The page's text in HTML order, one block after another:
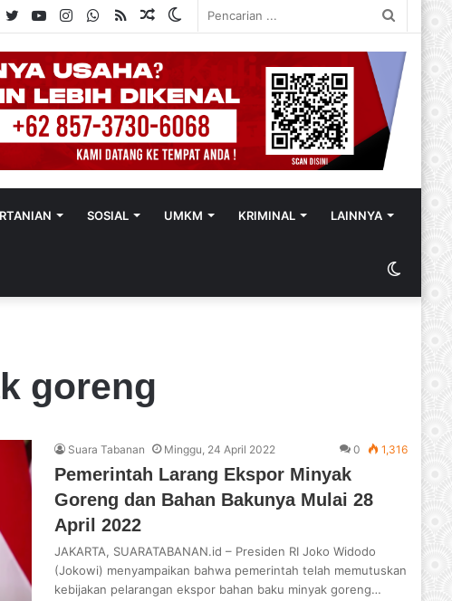
Switch
Random
RSS
WhatsApp
Instagram
YouTube
Twitter
SOSIAL UMKM KRIMINAL LAINNYA
goreng
Suara Tabanan Minggu, 24 April 2022 0 1,316
Pemerintah Larang Ekspor Minyak
Goreng dan Bahan Bakunya Mulai 28
April 2022
JAKARTA, SUARATABANAN.id – Presiden RI Joko Widodo
(Jokowi) menyampaikan bahwa pemerintah telah memutuskan
kebijakan pelarangan ekspor bahan baku minyak goreng…